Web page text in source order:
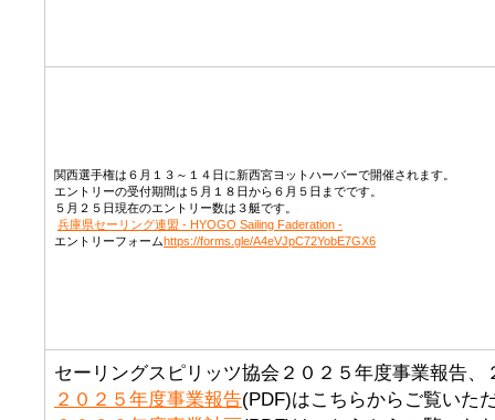
関西選手権は６月１３～１４日に新西宮ヨットハーバーで開催されます。
エントリーの受付期間は５月１８日から６月５日までです。
５月２５日現在のエントリー数は３艇です。
兵庫県セーリング連盟 - HYOGO Sailing Faderation -
エントリーフォームhttps://forms.gle/A4eVJpC72YobE7GX6
セーリングスピリッツ協会２０２５年度事業報告
２０２５年度事業報告(PDF)はこちらからご覧いた